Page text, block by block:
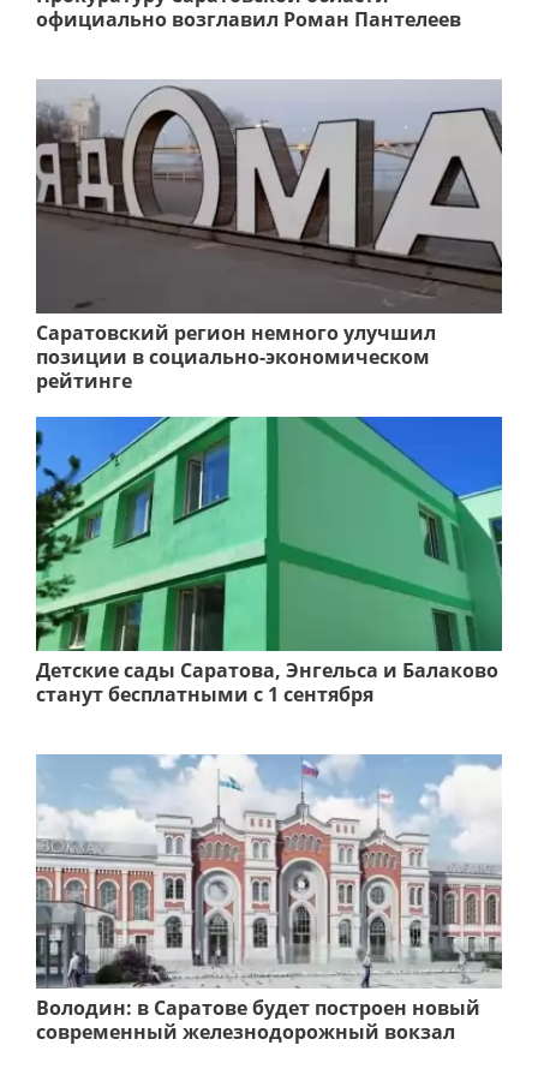
официально возглавил Роман Пантелеев
Саратовский регион немного улучшил
позиции в социально-экономическом
рейтинге
Детские сады Саратова, Энгельса и Балаково
станут бесплатными с 1 сентября
Володин: в Саратове будет построен новый
современный железнодорожный вокзал